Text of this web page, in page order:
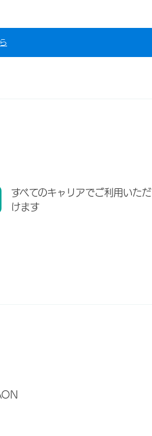
すべてのキャリアでご利用いただ
けます